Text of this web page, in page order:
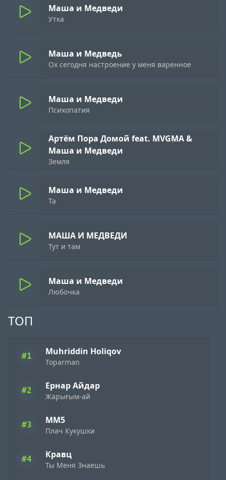
ТОП
#1 Muhriddin Holiqov
Toparman
#2 Ернар Айдар
Жарығым-ай
#3 ММ5
Плач Кукушки
#4 Кравц
Ты Меня Знаешь
Маша и Медведи
Утка
Маша и Медведь
Ох сегодня настроение у меня варенное
Маша и Медведи
Психопатия
Артём Пора Домой feat. MVGMA &
Маша и Медведи
Земля
Маша и Медведи
Та
МАША И МЕДВЕДИ
Тут и там
Маша и Медведи
Любочка